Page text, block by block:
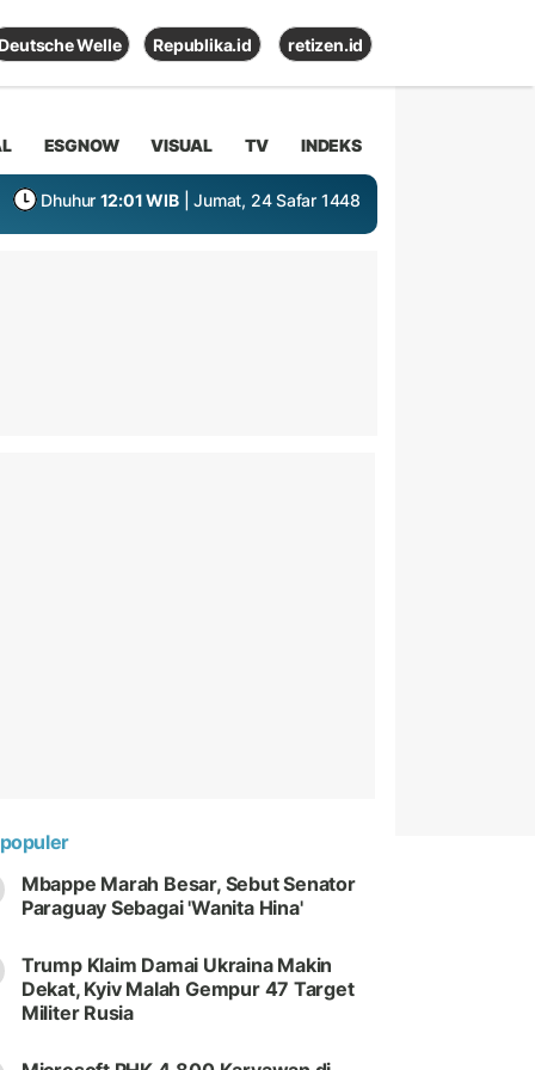
Welle Republika.id retizen.id
ESGNOW VISUAL TV INDEKS
Dhuhur 12:01 WIB | Jumat, 24 Safar 1448
Mbappe Marah Besar, Sebut Senator
Paraguay Sebagai 'Wanita Hina'
Trump Klaim Damai Ukraina Makin
Dekat, Kyiv Malah Gempur 47 Target
Militer Rusia